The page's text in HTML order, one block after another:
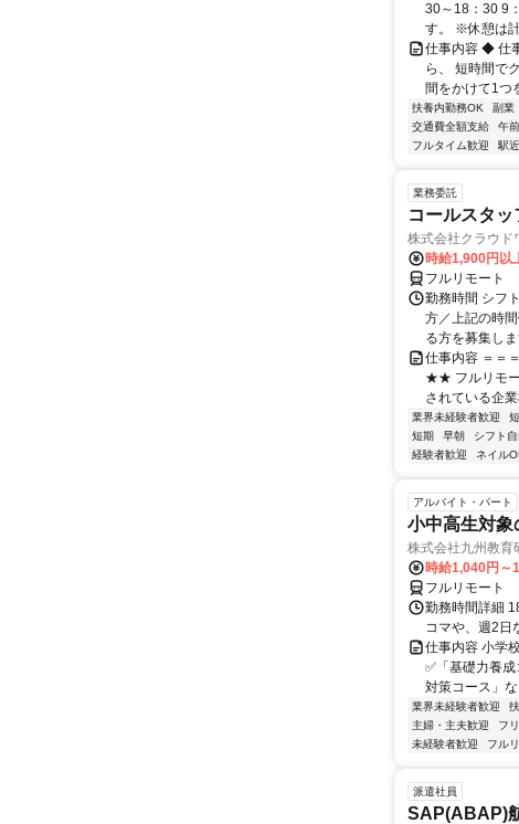
30～18：30 9
す。 ※休憩は
仕事内容 ◆ 仕
ら、 短時間で
間をかけて1つ
扶養内勤務OK 副業
交通費全額支給
午前
フルタイム歓迎
駅
業務委託
コールスタ
株式会社クラウド
時給1,900円以
フルリモート
勤務時間 シフ
方／上記の時
る方を募集し
仕事内容 ＝＝
★★ フルリモー
されている企
業界未経験者歓迎
短期
早朝 シフト自
経験者歓迎
ネイル
アルバイト・パート
小中高生対象
株式会社九州教育
時給1,040円～
フルリモート
勤務時間詳細
コマや、週2日
仕事内容 小学
✅「基礎力養
対策コース」
業界未経験者歓迎
主婦・主夫歓迎
フ
未経験者歓迎
フル
派遣社員
SAP(ABAP)